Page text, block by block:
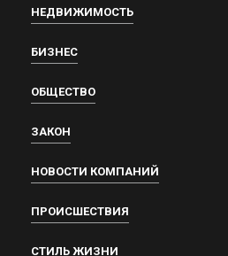
НЕДВИЖИМОСТЬ
БИЗНЕС
ОБЩЕСТВО
ЗАКОН
НОВОСТИ КОМПАНИЙ
ПРОИСШЕСТВИЯ
СТИЛЬ ЖИЗНИ